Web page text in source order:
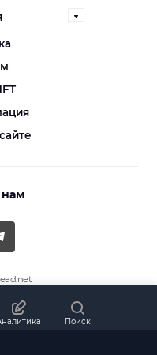
нам
разрешено
ссылки.
Поиск